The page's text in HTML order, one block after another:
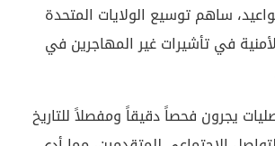
ساهم توسيع الولايات المتحدة
في تأشيرات غير المهاجرين في
يجرون فحصاً دقيقاً ومفصلاً للتاريخ